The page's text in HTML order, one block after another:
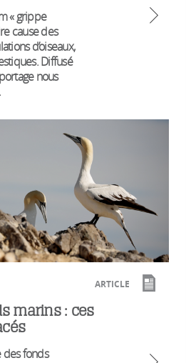
« grippe
cause des
d’oiseaux,
Diffusé
nous
ARTICLE
marins : ces
des fonds